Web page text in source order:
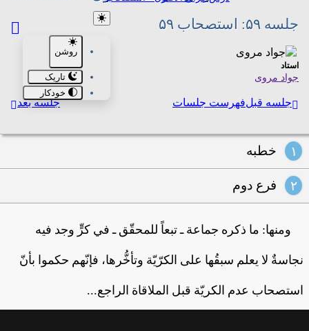
جلسه ۵۹: استصحاب ۵۹
روشن
استاد
جواد مروی
جلسه قبلفهرست جلسات جلسه بعد
۱ خطبه
۲ فرع دوم
ومنها: ما ذكره جماعة ـ تبعاً للمحقّق ـ في كرٍّ وجد فيه
نجاسةٌ لا يعلم سبقُها على الكرّيّة وتأخُّرها، فإنّهم حكموا بأنّ
استصحاب عدم الكريّة قبل الملاقاة الراجع...